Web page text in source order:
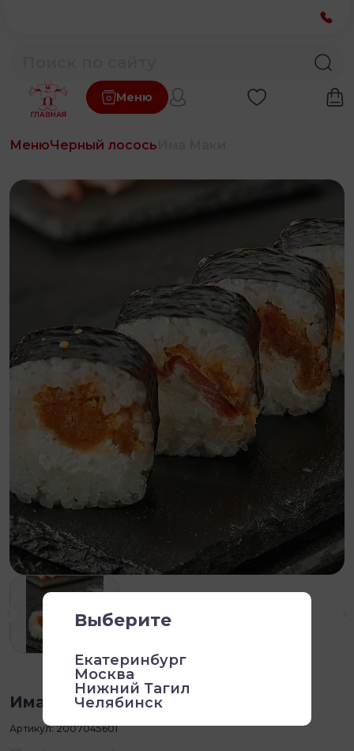
Меню
МенюЧерный лосось
Има Маки 210 г
Артикул:2007045601
Выберите
Екатеринбург
Москва
Нижний Тагил
Челябинск